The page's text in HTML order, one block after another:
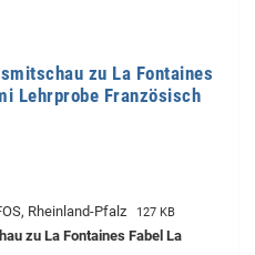
zu La Fontaines
Lehrprobe Französisch
Rheinland-Pfalz 127 KB
zu La Fontaines Fabel La